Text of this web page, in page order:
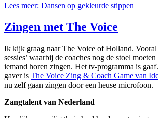
Lees meer: Dansen op gekleurde stippen
Zingen met The Voice
Ik kijk graag naar The Voice of Holland. Vooral
sessies’ waarbij de coaches nog de stoel
iemand horen zingen. Het tv-programma is
gaver is The Voice Zing & Coach Game van
nu zelf gaan zingen door een heuse microfoon.
Zangtalent van Nederland